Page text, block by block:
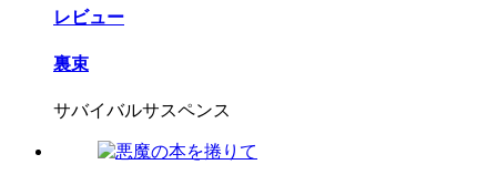
レビュー
裏束
サバイバルサスペンス